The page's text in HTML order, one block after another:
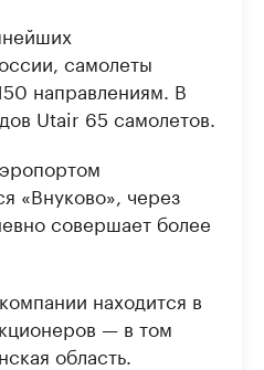
самолеты
направлениям. В
Utair 65 самолетов.
«Внуково», через
совершает более
находится в
— в том
область.